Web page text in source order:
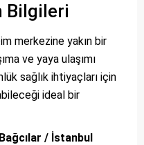
Bilgileri
merkezine yakın bir
ve yaya ulaşımı
sağlık ihtiyaçları için
ideal bir
/ İstanbul